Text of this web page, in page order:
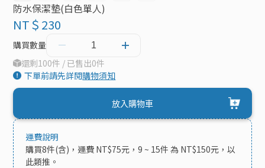
防水保潔墊(白色單人)
NT＄230
購買數量
還剩100件 / 已售出0件
下單前請先詳閱購物須知
放入購物車
運費說明
購買8件(含)，運費 NT$75元，9 ~ 15件 為 NT$150元，以
此類推。